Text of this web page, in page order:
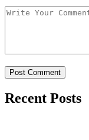
Recent Posts